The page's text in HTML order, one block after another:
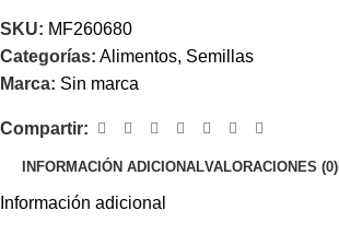
SKU: MF260680
Categorías: Alimentos, Semillas
Marca: Sin marca
Compartir:
INFORMACIÓN ADICIONALVALORACIONES (0)
Información adicional